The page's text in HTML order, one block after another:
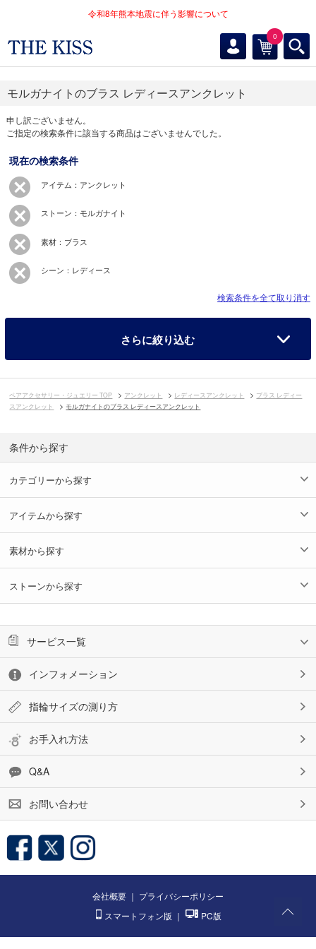
令和8年熊本地震に伴う影響について
0
モルガナイトのブラス レディースアンクレット
申し訳ございません。
ご指定の検索条件に該当する商品はございませんでした。
現在の検索条件
アイテム：アンクレット
ストーン：モルガナイト
素材：ブラス
シーン：レディース
検索条件を全て取り消す
さらに絞り込む
ペアアクセサリー・ジュエリー TOP アンクレット レディースアンクレット
ブラス レディー
スアンクレット
モルガナイトのブラス レディースアンクレット
条件から探す
カテゴリーから探す
アイテムから探す
素材から探す
ストーンから探す
サービス一覧
インフォメーション
指輪サイズの測り方
お手入れ方法
Q&A
お問い合わせ
会社概要 ｜ プライバシーポリシー
スマートフォン版 ｜ PC版